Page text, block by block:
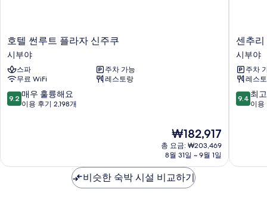
호
텔
썬
루
트
플
라
부
호텔 썬루트 플라자 신주쿠
시부야
스파
주차 가능
무료 WiFi
레스토랑
10
점
매
9.2 매우 훌륭해요
이용 후기 2,198개
현
재
요
₩182,917
₩182,917
총 요금: ₩203,469
8월 31일 ~ 9월 1일
센
추
리
서
던
타
워
센추리
시부야
주차
레스
10
점
최
9.4 최
이용
비슷한 숙박 시설 비교하기